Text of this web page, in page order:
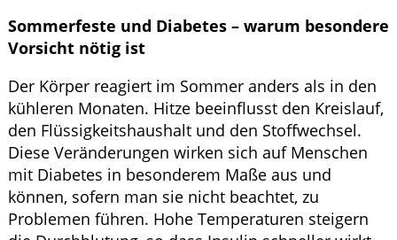
Sommerfeste und Diabetes – warum besondere
Vorsicht nötig ist
Der Körper reagiert im Sommer anders als in den
kühleren Monaten. Hitze beeinflusst den Kreislauf,
den Flüssigkeitshaushalt und den Stoffwechsel.
Diese Veränderungen wirken sich auf Menschen
mit Diabetes in besonderem Maße aus und
können, sofern man sie nicht beachtet, zu
Problemen führen. Hohe Temperaturen steigern